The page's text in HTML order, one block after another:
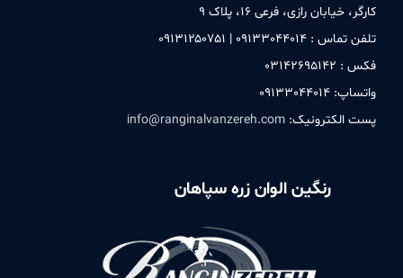
کارگر، خیابان رازی، فرعی ۱۶، پلاک ۹
تلفن تماس : ۰۹۱٣٣۰۴۴۰۱۴ | ۰۹۱٣۱۲۵۰٧۵۱
فکس : ۰٣۱۴۲۶۹۵۱۴۲
واتساپ: ۰۹۱٣٣۰۴۴۰۱۴
پست الکترونیک: info@ranginalvanzereh.com
رنگین الوان زره سپاهان